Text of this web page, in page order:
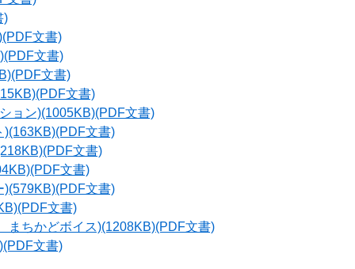
)
文書)
文書)
文書)
文書)
ョン)(1005KB)(PDF文書)
)(163KB)(PDF文書)
文書)
文書)
)(579KB)(PDF文書)
文書)
まちかどボイス)(1208KB)(PDF文書)
文書)